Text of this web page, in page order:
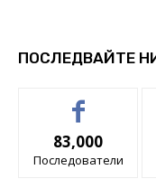
ПОСЛЕДВАЙТЕ
83,000
Последователи